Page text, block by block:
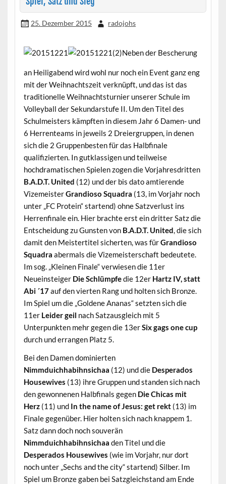
25. Dezember 2015 radojohs
Neben der Bescherung
an Heiligabend wird wohl nur noch ein Event ganz eng
mit der Weihnachtszeit verknüpft, und das ist das
traditionelle Weihnachtsturnier unserer Schule im
Volleyball der Sekundarstufe II. Um den Titel des
Schulmeisters kämpften in diesem Jahr 6 Damen- und
6 Herrenteams in jeweils 2 Dreiergruppen, in denen
sich die 2 Gruppenbesten für das Halbfinale
qualifizierten. In gutklassigen und teilweise
hochdramatischen Spielen zogen die Vorjahresdritten
B.A.D.T. United (12) und der bis dato amtierende
VizemeisterGrandioso Squadra (13, im Vorjahr noch
unter „FC Protein“ startend) ohne Satzverlust ins
Herrenfinale ein. Hier brachte erst ein dritter Satz die
Entscheidung zu Gunsten von B.A.D.T. United, die sich
damit den Meistertitel sicherten, was fürGrandioso
Squadra abermals die Vizemeisterschaft bedeutete.
Im sog. „Kleinen Finale“ verwiesen die 11er
Neueinsteiger Die Schlümpfedie 12er Hartz IV, statt
Abi ´17auf den vierten Rang und holten sich Bronze.
Im Spiel um die „Goldene Ananas“ setzten sich die
11er Leider geil nach Satzausgleich mit 5
Unterpunkten mehr gegen die 13erSix gags one cup
durch und errangen Platz 5.
Bei den Damen dominierten
Nimmduichhabihnsichaa (12) und die Desperados
Housewives (13) ihre Gruppen und standen sich nach
den gewonnenen Halbfinals gegen Die Chicas mit
Herz(11) und In the name of Jesus: get rekt(13) im
Finale gegenüber. Hier holten sich nach knappem 1.
Satz dann doch noch souverän
Nimmduichhabihnsichaa den Titel und die
Desperados Housewives (wie im Vorjahr, nur dort
noch unter „Sechs and the city“ startend) Silber. Im
Spiel um Bronze gaben bei Satzgleichstand am Ende